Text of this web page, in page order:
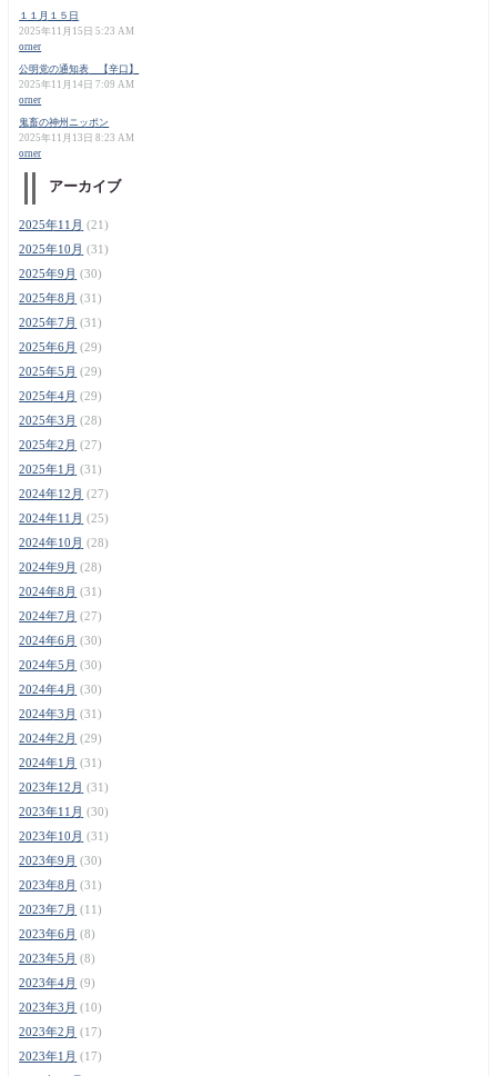
１１月１５日
2025年11月15日 5:23 AM
orner
公明党の通知表 【辛口】
2025年11月14日 7:09 AM
orner
鬼畜の神州ニッポン
2025年11月13日 8:23 AM
orner
アーカイブ
2025年11月 (21)
2025年10月 (31)
2025年9月 (30)
2025年8月 (31)
2025年7月 (31)
2025年6月 (29)
2025年5月 (29)
2025年4月 (29)
2025年3月 (28)
2025年2月 (27)
2025年1月 (31)
2024年12月 (27)
2024年11月 (25)
2024年10月 (28)
2024年9月 (28)
2024年8月 (31)
2024年7月 (27)
2024年6月 (30)
2024年5月 (30)
2024年4月 (30)
2024年3月 (31)
2024年2月 (29)
2024年1月 (31)
2023年12月 (31)
2023年11月 (30)
2023年10月 (31)
2023年9月 (30)
2023年8月 (31)
2023年7月 (11)
2023年6月 (8)
2023年5月 (8)
2023年4月 (9)
2023年3月 (10)
2023年2月 (17)
2023年1月 (17)